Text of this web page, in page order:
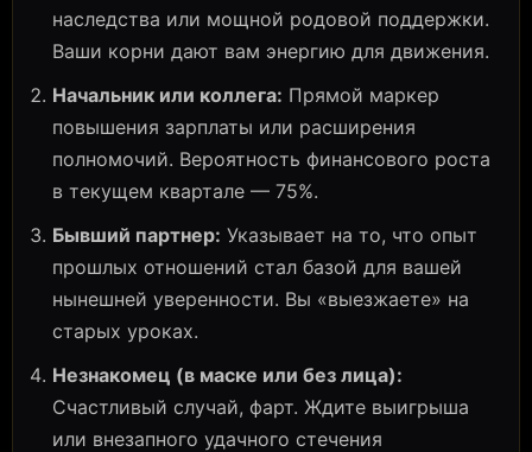
наследства или мощной родовой поддержки.
Ваши корни дают вам энергию для движения.
Начальник или коллега: Прямой маркер
повышения зарплаты или расширения
полномочий. Вероятность финансового роста
в текущем квартале — 75%.
Бывший партнер: Указывает на то, что опыт
прошлых отношений стал базой для вашей
нынешней уверенности. Вы «выезжаете» на
старых уроках.
Незнакомец (в маске или без лица):
Счастливый случай, фарт. Ждите выигрыша
или внезапного удачного стечения